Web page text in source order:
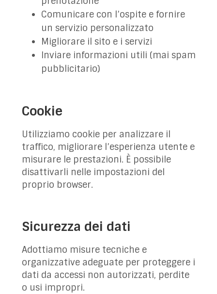
Comunicare con l’ospite e fornire
un servizio personalizzato
Migliorare il sito e i servizi
Inviare informazioni utili (mai spam
pubblicitario)
Cookie
Utilizziamo cookie per analizzare il
traffico, migliorare l’esperienza utente e
misurare le prestazioni. È possibile
disattivarli nelle impostazioni del
proprio browser.
Sicurezza dei dati
Adottiamo misure tecniche e
organizzative adeguate per proteggere i
dati da accessi non autorizzati, perdite
o usi impropri.